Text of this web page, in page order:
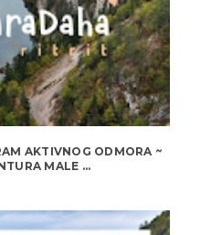
AKTIVNOG ODMORA ~
MALE ...